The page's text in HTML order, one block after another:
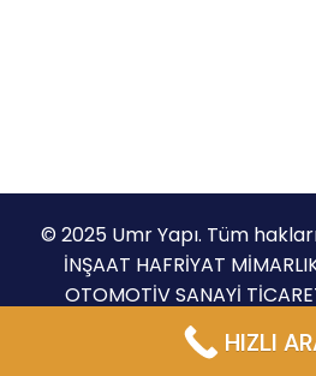
© 2025 Umr Yapı. Tüm hakları
İNŞAAT HAFRİYAT
OTOMOTİV SANAYİ
Gizlilik PolitikasıHIZLI